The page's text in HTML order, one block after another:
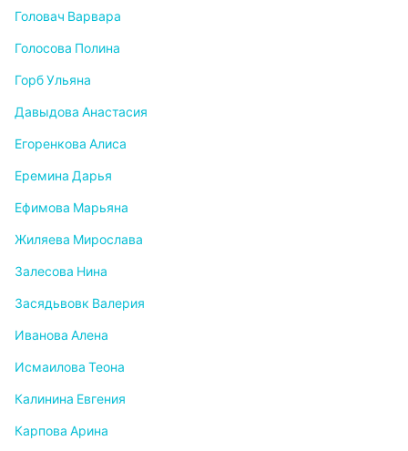
Головач Варвара
Голосова Полина
Горб Ульяна
Давыдова Анастасия
Егоренкова Алиса
Еремина Дарья
Ефимова Марьяна
Жиляева Мирослава
Залесова Нина
Засядьвовк Валерия
Иванова Алена
Исмаилова Теона
Калинина Евгения
Карпова Арина